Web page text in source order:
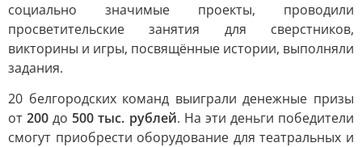
социально значимые проекты, проводили
просветительские занятия для сверстников,
викторины и игры, посвящённые истории, выполняли
задания.
20 белгородских команд выиграли денежные призы
от200 до 500 тыс. рублей. На эти деньги победители
смогут приобрести оборудование для театральных и